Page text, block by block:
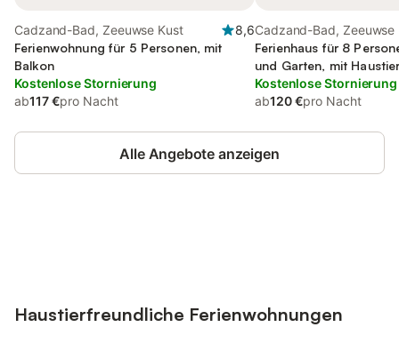
Cadzand-Bad, Zeeuwse Kust
8,6
Ferienwohnung für 5 Personen, mit
Balkon
Kostenlose Stornierung
ab117 €pro Nacht
Cadzand-Bad, Zeeuwse
Ferienhaus für 8
und Garten, mit
Kostenlose Stornierung
ab120 €pro Nacht
Alle Angebote anzeigen
Haustierfreundliche Ferienwohnungen